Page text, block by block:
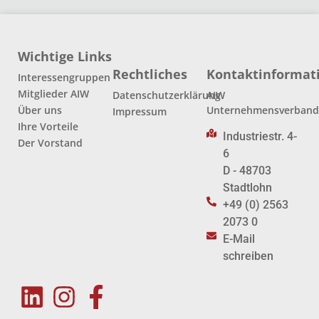
Wichtige Links
Interessengruppen
Mitglieder AIW
Über uns
Ihre Vorteile
Der Vorstand
Rechtliches
Datenschutzerklärung
Impressum
AIW
Unternehmensverband
Industriestr. 4-
6
D - 48703
Stadtlohn
+49 (0) 2563
2073 0
E-Mail
schreiben